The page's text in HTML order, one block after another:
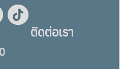
ติดต่อเรา